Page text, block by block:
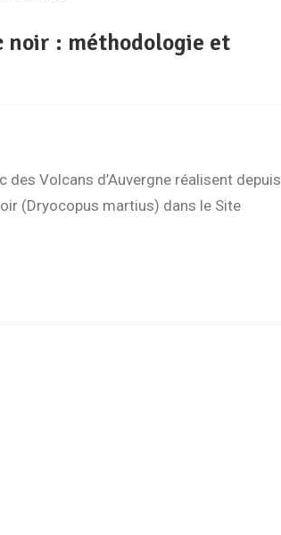
noir : méthodologie et
des Volcans d’Auvergne réalisent depuis
(Dryocopus martius) dans le Site